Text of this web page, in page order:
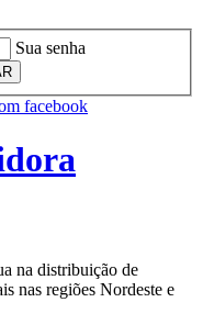
Sua senha
facebook
na distribuição de
nas regiões Nordeste e